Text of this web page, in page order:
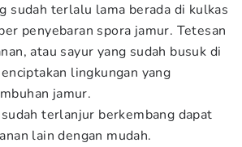
sudah terlalu lama berada di kulkas
penyebaran spora jamur. Tetesan
atau sayur yang sudah busuk di
lingkungan yang
jamur.
terlanjur berkembang dapat
lain dengan mudah.